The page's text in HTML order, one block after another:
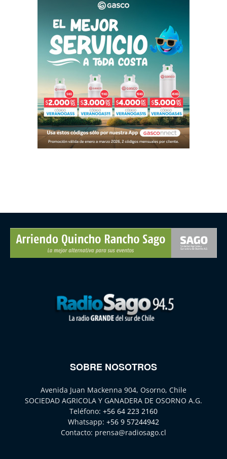
SOBRE NOSOTROS
Avenida Juan Mackenna 904, Osorno, Chile
SOCIEDAD AGRICOLA Y GANADERA DE OSORNO A.G.
Teléfono: +56 64 223 2160
Whatsapp: +56 9 57244942
Contacto: prensa@radiosago.cl